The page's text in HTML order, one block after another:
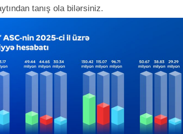
tanış ola bilərsiniz.